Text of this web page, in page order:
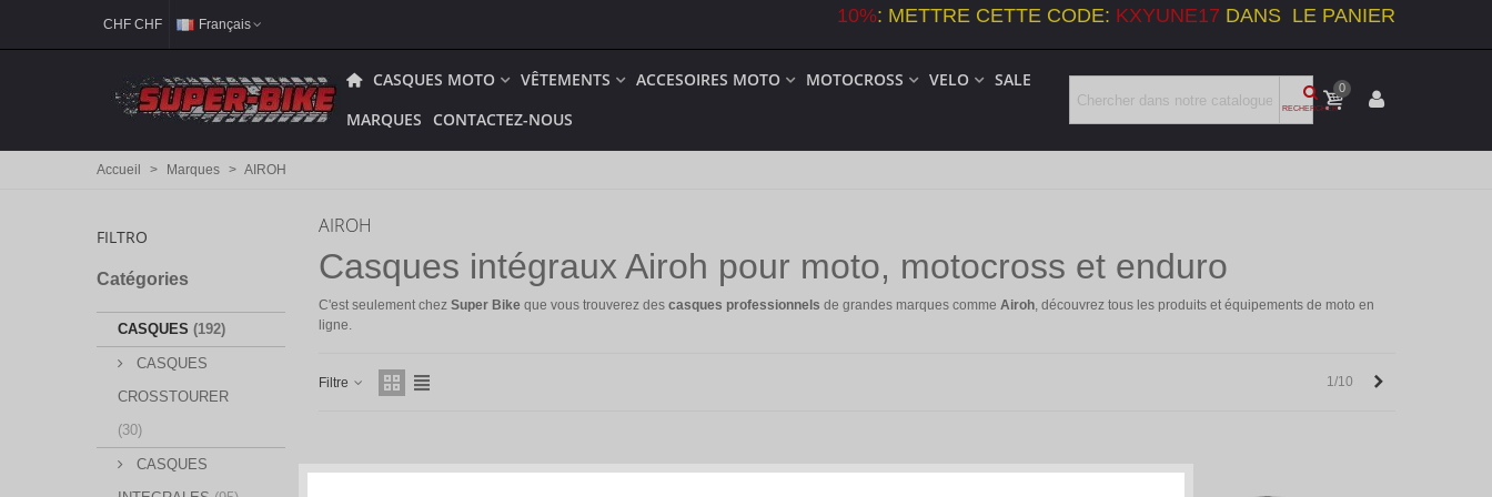
CHF CHF Français 10%: METTRE CETTE CODE: KXYUNE17 DANS LE PANIER
CASQUES MOTO VÊTEMENTS ACCESOIRES MOTO MOTOCROSS VELO
SALE
MARQUES CONTACTEZ-NOUS
RECHERCHER
0
Accueil > Marques > AIROH
FILTRO
Catégories
CASQUES (192)
CASQUES
CROSSTOURER
(30)
CASQUES
AIROH
Casques intégraux Airoh pour moto, motocross et enduro
C'est seulement chez Super Bike que vous trouverez des casques professionnels de grandes marques comme Airoh, découvrez tous les produits et équipements de moto en
ligne.
Filtre 1/10